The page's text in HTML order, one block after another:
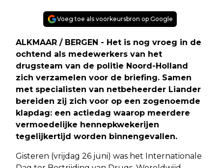
Voeg toe als voorkeursbron op Google
ALKMAAR / BERGEN - Het is nog vroeg in de
ochtend als medewerkers van het
drugsteam van de politie Noord-Holland
zich verzamelen voor de briefing. Samen
met specialisten van netbeheerder Liander
bereiden zij zich voor op een zogenoemde
klapdag: een actiedag waarop meerdere
vermoedelijke hennepkwekerijen
tegelijkertijd worden binnengevallen.
Gisteren (vrijdag 26 juni) was het Internationale